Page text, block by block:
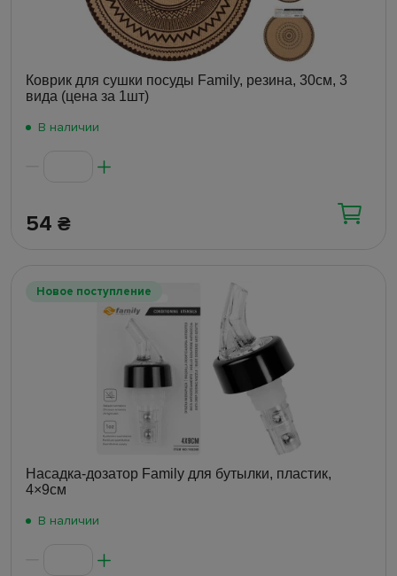
Коврик для сушки посуды Family, резина, 30см, 3
вида (цена за 1шт)
В наличии
54 ₴
Новое поступление
Насадка-дозатор Family для бутылки, пластик,
4×9см
В наличии